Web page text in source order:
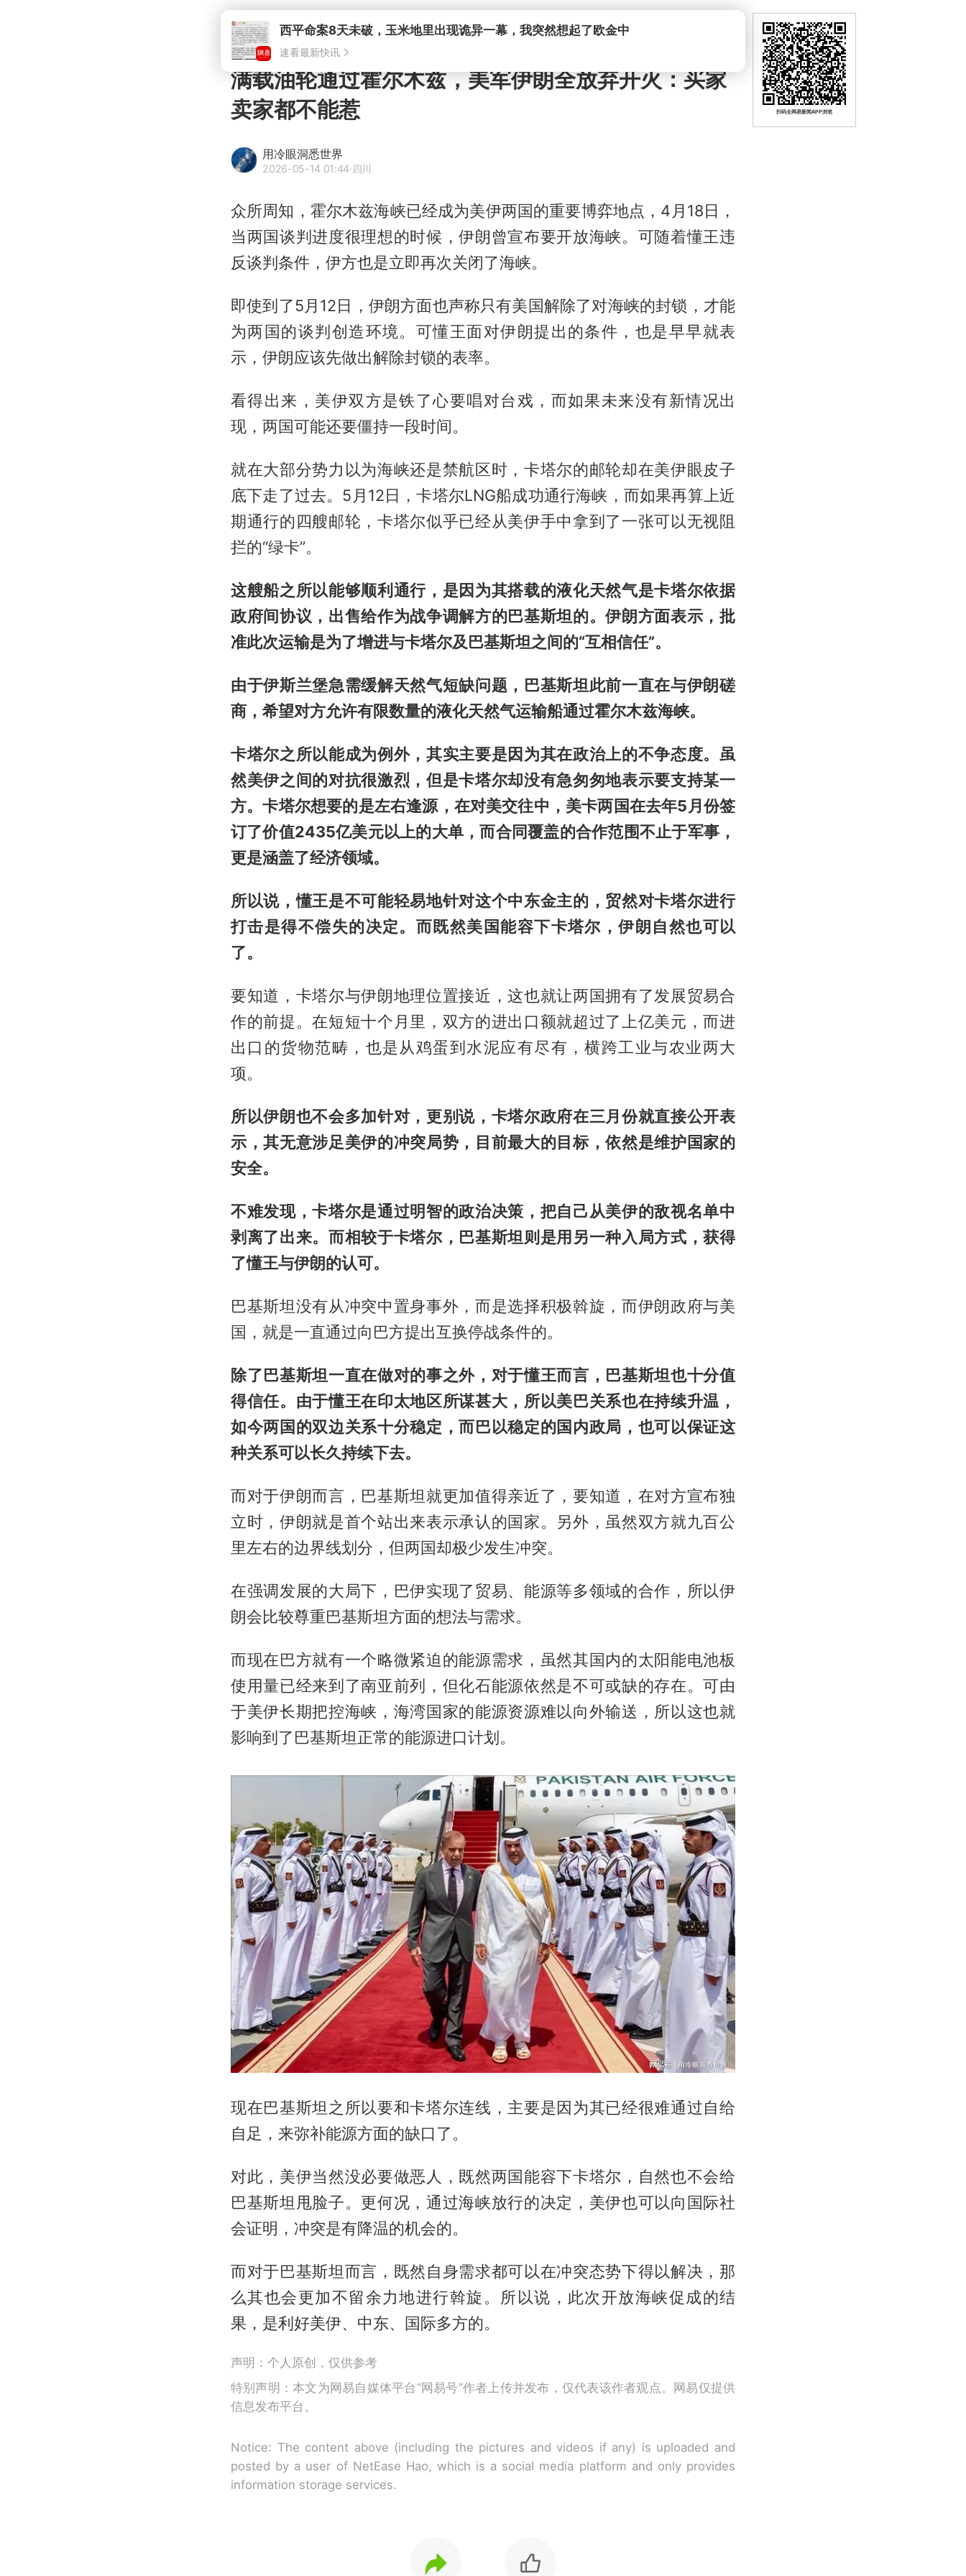
西平命案8天未破，玉米地里出现诡异一幕，我突然想起了欧金中
速看最新快讯
满载油轮通过霍尔木兹，美军伊朗全放弃开火：买家
卖家都不能惹
用冷眼洞悉世界
2026-05-14 01:44·四川
众所周知， 霍尔木兹海峡已经成为美伊两国的重要博弈地点，4月18日，
当两国谈判进度很理想的时候，伊朗曾宣布要开放海峡。可随着懂王违
反谈判条件，伊方也是立即再次关闭了海峡。
即使到了5月12日，伊朗方面也声称只有美国解除了对海峡的封锁，才能
为两国的谈判创造环境。可懂王面对伊朗提出的条件，也是早早就表
示，伊朗应该先做出解除封锁的表率。
看得出来，美伊双方是铁了心要唱对台戏，而如果未来没有新情况出
现，两国可能还要僵持一段时间。
就在大部分势力以为海峡还是禁航区时， 卡塔尔的邮轮却在美伊眼皮子
底下走了过去。5月12日，卡塔尔LNG船成功通行海峡，而如果再算上近
期通行的四艘邮轮，卡塔尔似乎已经从美伊手中拿到了一张可以无视阻
拦的“绿卡”。
这艘船之所以能够顺利通行，是因为其搭载的液化天然气是卡塔尔依据
政府间协议，出售给作为战争调解方的巴基斯坦的。伊朗方面表示，批
准此次运输是为了增进与卡塔尔及巴基斯坦之间的“互相信任”。
由于伊斯兰堡急需缓解天然气短缺问题，巴基斯坦此前一直在与伊朗磋
商，希望对方允许有限数量的液化天然气运输船通过霍尔木兹海峡。
卡塔尔之所以能成为例外，其实主要是因为其在政治上的不争态度。虽
然美伊之间的对抗很激烈，但是卡塔尔却没有急匆匆地表示要支持某一
方。卡塔尔想要的是左右逢源，在对美交往中，美卡两国在去年5月份签
订了价值2435亿美元以上的大单，而合同覆盖的合作范围不止于军事，
更是涵盖了经济领域。
所以说，懂王是不可能轻易地针对这个中东金主的，贸然对卡塔尔进行
打击是得不偿失的决定。而既然美国能容下卡塔尔，伊朗自然也可以
了。
要知道，卡塔尔与伊朗地理位置接近，这也就让两国拥有了发展贸易合
作的前提。在短短十个月里，双方的进出口额就超过了上亿美元，而进
出口的货物范畴，也是从鸡蛋到水泥应有尽有，横跨工业与农业两大
项。
所以伊朗也不会多加针对，更别说，卡塔尔政府在三月份就直接公开表
示，其无意涉足美伊的冲突局势，目前最大的目标，依然是维护国家的
安全。
不难发现，卡塔尔是通过明智的政治决策，把自己从美伊的敌视名单中
剥离了出来。而相较于卡塔尔，巴基斯坦则是用另一种入局方式，获得
了懂王与伊朗的认可。
巴基斯坦没有从冲突中置身事外，而是选择积极斡旋，而伊朗政府与美
国，就是一直通过向巴方提出互换停战条件的。
除了巴基斯坦一直在做对的事之外，对于懂王而言，巴基斯坦也十分值
得信任。由于懂王在印太地区所谋甚大，所以美巴关系也在持续升温，
如今两国的双边关系十分稳定，而巴以稳定的国内政局，也可以保证这
种关系可以长久持续下去。
而对于伊朗而言，巴基斯坦就更加值得亲近了，要知道，在对方宣布独
立时，伊朗就是首个站出来表示承认的国家。另外，虽然双方就九百公
里左右的边界线划分，但两国却极少发生冲突。
在强调发展的大局下，巴伊实现了贸易、能源等多领域的合作，所以伊
朗会比较尊重巴基斯坦方面的想法与需求。
而现在巴方就有一个略微紧迫的能源需求，虽然其国内的太阳能电池板
使用量已经来到了南亚前列，但化石能源依然是不可或缺的存在。可由
于美伊长期把控海峡，海湾国家的能源资源难以向外输送，所以这也就
影响到了巴基斯坦正常的能源进口计划。
现在巴基斯坦之所以要和卡塔尔连线，主要是因为其已经很难通过自给
自足，来弥补能源方面的缺口了。
对此，美伊当然没必要做恶人，既然两国能容下卡塔尔，自然也不会给
巴基斯坦甩脸子。更何况，通过海峡放行的决定，美伊也可以向国际社
会证明，冲突是有降温的机会的。
而对于巴基斯坦而言，既然自身需求都可以在冲突态势下得以解决，那
么其也会更加不留余力地进行斡旋。所以说，此次开放海峡促成的结
果，是利好美伊、中东、国际多方的。
声明：个人原创，仅供参考
特别声明：本文为网易自媒体平台“网易号”作者上传并发布，仅代表该作者观点。网易仅提供
信息发布平台。
Notice: The content above (including the pictures and videos if any) is uploaded and
posted by a user of NetEase Hao, which is a social media platform and only provides
information storage services.
扫码去网易新闻APP浏览